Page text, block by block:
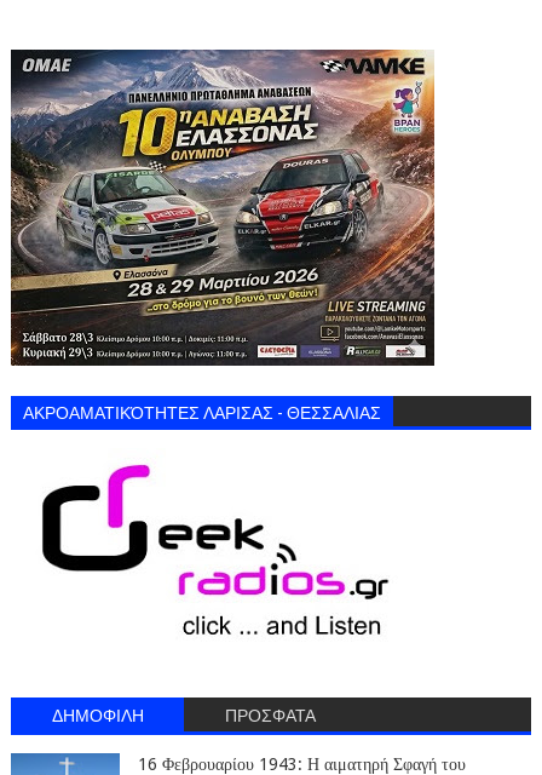
ΑΚΡΟΑΜΑΤΙΚΌΤΗΤΕΣ ΛΑΡΙΣΑΣ - ΘΕΣΣΑΛΙΑΣ
ΔΗΜΟΦΙΛΗ ΠΡΟΣΦΑΤΑ
16 Φεβρουαρίου 1943: Η αιματηρή Σφαγή του